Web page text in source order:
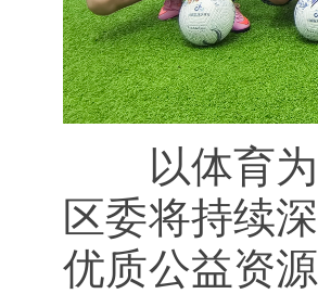
以体育
区委将持续
优质公益资